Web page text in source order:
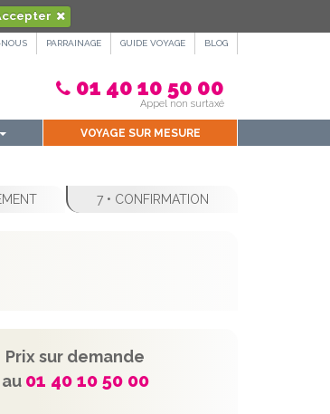
PARRAINAGE GUIDE VOYAGE BLOG
01 40 10 50 00
Appel non surtaxé
VOYAGE SUR MESURE
7 • CONFIRMATION
Prix sur demande
au 01 40 10 50 00